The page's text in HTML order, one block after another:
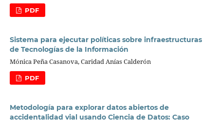
PDF
Sistema para ejecutar políticas sobre infraestructuras
de Tecnologías de la Información
Mónica Peña Casanova, Caridad Anías Calderón
PDF
Metodología para explorar datos abiertos de
accidentalidad vial usando Ciencia de Datos: Caso